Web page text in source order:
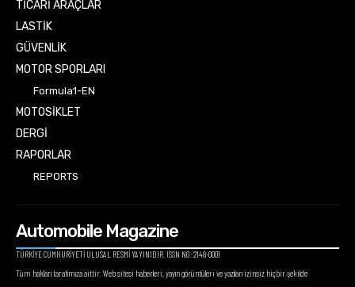
TİCARİ ARAÇLAR
LASTİK
GÜVENLİK
MOTOR SPORLARI
Formula1-EN
MOTOSİKLET
DERGİ
RAPORLAR
REPORTS
Automobile Magazine
TÜRKİYE CUMHURİYETİ ULUSAL RESMİ YAYINIDIR. ISSN NO: 2148-0001
Tüm hakları tarafımıza aittir. Web sitesi haberleri, yayın görüntüleri ve yazıları izinsiz hiçbir şekilde